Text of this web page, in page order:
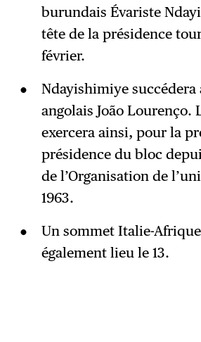
burundais Évariste
tête de la présidence
février.
Ndayishimiye
angolais João Lourenço.
exercera ainsi, pour la
présidence du bloc
de l’Organisation de
1963.
Un sommet Italie-
également lieu le 13.